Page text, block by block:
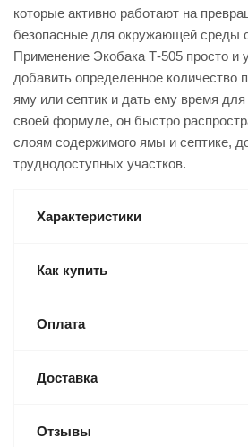
которые активно работают на
безопасные для окружающей среды
Применение Экобака Т-505 просто и
добавить определенное количество
яму или септик и дать ему время
своей формуле, он быстро
слоям содержимого ямы и септике,
труднодоступных участков.
Характеристики
Как купить
Оплата
Доставка
Отзывы